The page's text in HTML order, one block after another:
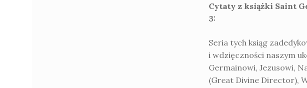
Cytaty z książki Saint
3:
Seria tych ksiąg
i wdzięczności naszym
Germainowi, Jezusowi,
(Great Divine Director),